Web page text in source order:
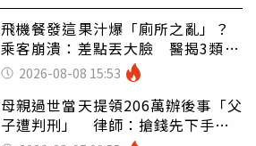
飛機餐發這果汁爆「廁所之亂」？
乘客崩潰：差點丟大臉 醫揭3類人
別亂喝
2026-08-08 15:53
母親過世當天提領206萬辦後事「父
子遭判刑」 律師：搶錢先下手是